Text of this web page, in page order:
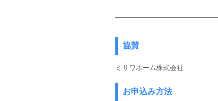
協賛
ミサワホーム株式会社
お申込み方法